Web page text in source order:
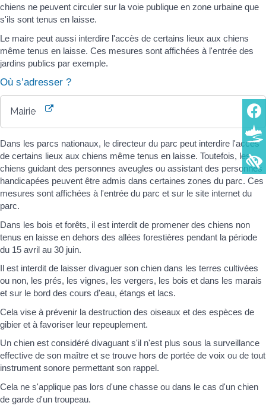
chiens ne peuvent circuler sur la voie publique en zone urbaine que
s'ils sont tenus en laisse.
Le maire peut aussi interdire l'accès de certains lieux aux chiens
même tenus en laisse. Ces mesures sont affichées à l'entrée des
jardins publics par exemple.
Où s’adresser ?
Mairie
Dans les parcs nationaux, le directeur du parc peut interdire l'accès
de certains lieux aux chiens même tenus en laisse. Toutefois, les
chiens guidant des personnes aveugles ou assistant des personnes
handicapées peuvent être admis dans certaines zones du parc. Ces
mesures sont affichées à l'entrée du parc et sur le site internet du
parc.
Dans les bois et forêts, il est interdit de promener des chiens non
tenus en laisse en dehors des allées forestières pendant la période
du 15 avril au 30 juin.
Il est interdit de laisser divaguer son chien dans les terres cultivées
ou non, les prés, les vignes, les vergers, les bois et dans les marais
et sur le bord des cours d'eau, étangs et lacs.
Cela vise à prévenir la destruction des oiseaux et des espèces de
gibier et à favoriser leur repeuplement.
Un chien est considéré divaguant s'il n'est plus sous la surveillance
effective de son maître et se trouve hors de portée de voix ou de tout
instrument sonore permettant son rappel.
Cela ne s'applique pas lors d'une chasse ou dans le cas d'un chien
de garde d'un troupeau.